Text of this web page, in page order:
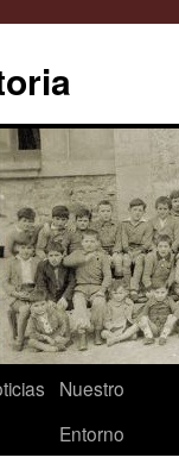
Nuestro
Entorno